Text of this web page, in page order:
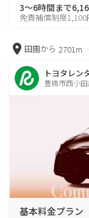
3～6時間まで
免責補償制度1,100
田園から 2701m
トヨタレン
豊橋市西小
基本料金プラン